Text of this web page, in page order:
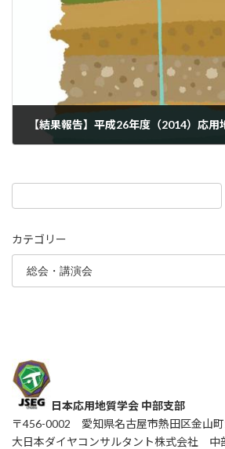
【結果報告】平成26年度（2014）応用
カテゴリー
日本応用地質学会 中部支部
〒456-0002 愛知県名古屋市熱田区金山
大日本ダイヤコンサルタント株式会社 中